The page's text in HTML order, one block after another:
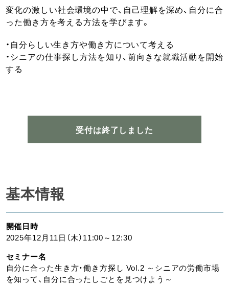
変化の激しい社会環境の中で、自己理解を深め、自分に合
った働き方を考える方法を学びます。
・自分らしい生き方や働き方について考える
・シニアの仕事探し方法を知り、前向きな就職活動を開始
する
受付は終了しました
基本情報
開催日時
2025年12月11日（木）11:00～12:30
セミナー名
自分に合った生き方・働き方探し Vol.2 ～シニアの労働市場
を知って、自分に合ったしごとを見つけよう～